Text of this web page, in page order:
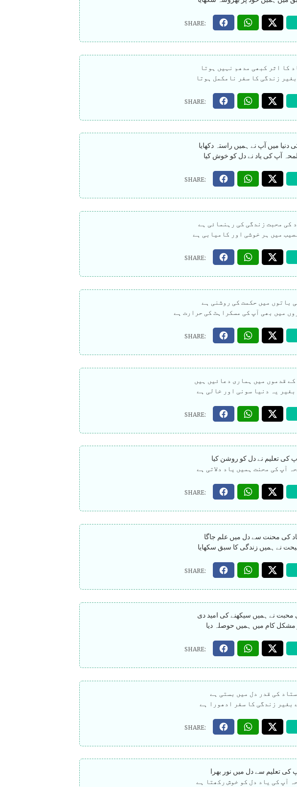
کا اثر کبھی مدھم نہیں ہوتا
زندگی کا سفر نامکمل ہوتا
دنیا میں آپ نے ہمیں راستہ دکھایا
آپ کی یاد نے دل کو خوش کیا
کی محبت زندگی کی رہنمائی ہے
میں ہر خوشی اور کامیابی ہے
باتوں میں حکمت کی روشنی ہے
میں بھی آپ کی مسکراہٹ کی حرارت ہے
کے قدموں میں ہماری دعائیں ہیں
بغیر یہ دنیا سونی اور خالی ہے
کی تعلیم نے دل کو روشن کیا
آپ کی محنت ہمیں یاد دلاتی ہے
کی محنت سے دل میں علم جاگا
نے ہمیں زندگی کا سبق سکھایا
نے ہمیں سیکھنے کی امید دی
مشکل کام میں ہمیں حوصلہ دیا
کی قدر دل میں بستی ہے
بغیر زندگی کا سفر ادھورا ہے
کی تعلیم سے دل میں نور بھرا
آپ کی یاد دل کو خوش رکھتا ہے